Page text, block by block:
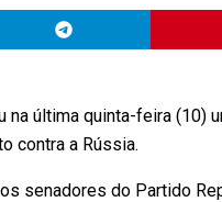
na última quinta-feira (10)
contra a Rússia.
senadores do Partido